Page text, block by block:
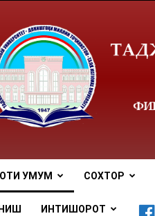
УМУМӢ СОХТОР
ИНТИШОРОТ